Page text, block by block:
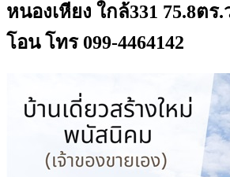
หนองเหียง ใกล้331 75.8ตร.
โอน โทร 099-4464142